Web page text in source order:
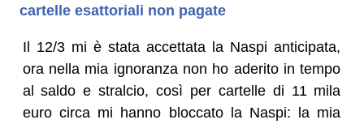
cartelle esattoriali non pagate
Il 12/3 mi è stata accettata la Naspi anticipata,
ora nella mia ignoranza non ho aderito in tempo
al saldo e stralcio, così per cartelle di 11 mila
euro circa mi hanno bloccato la Naspi: la mia